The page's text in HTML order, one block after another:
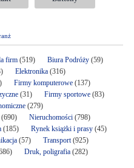
firm(519) Biura Podróży(59)
Elektronika (316)
Firmy komputerowe(137)
(31) Firmy sportowe(83)
(279)
Nieruchomości(798)
(185) Rynek książki i prasy(45)
(57) Transport(925)
Druk, poligrafia(282)